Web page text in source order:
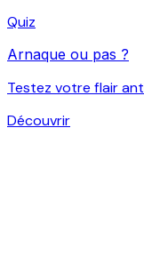
Quiz
Arnaque ou pas ?
Testez votre flair
Découvrir